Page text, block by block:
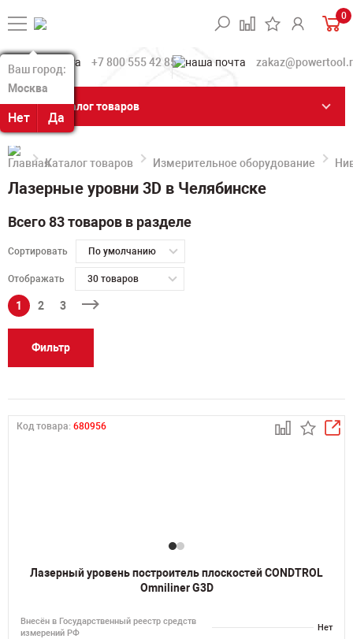
Ваш город:
Москва
Нет Да
Ваш город:
Москва
Нет Да
0
+7 800 555 42 85
Каталог товаров
Каталог товаров Измерительное оборудование
Лазерные уровни 3D в Челябинске
Всего 83 товаров в разделе
Сортировать По умолчанию
Отображать 30 товаров
1 2 3
Фильтр
Код товара: 680956
Лазерный уровень построитель плоскостей CONDTROL
Omniliner G3D
Внесён в Государственный реестр средств
измерений РФ
Нет